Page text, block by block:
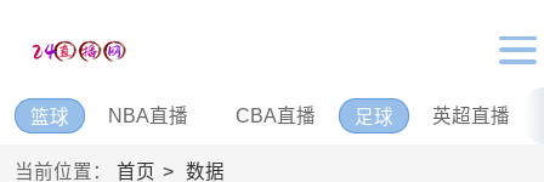
篮球 NBA直播 CBA直播 足球 英超直播
当前位置： 首页 数据